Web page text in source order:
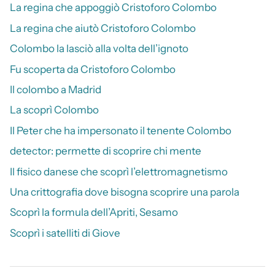
La regina che appoggiò Cristoforo Colombo
La regina che aiutò Cristoforo Colombo
Colombo la lasciò alla volta dell’ignoto
Fu scoperta da Cristoforo Colombo
Il colombo a Madrid
La scoprì Colombo
Il Peter che ha impersonato il tenente Colombo
detector: permette di scoprire chi mente
Il fisico danese che scoprì l’elettromagnetismo
Una crittografia dove bisogna scoprire una parola
Scoprì la formula dell’Apriti, Sesamo
Scoprì i satelliti di Giove